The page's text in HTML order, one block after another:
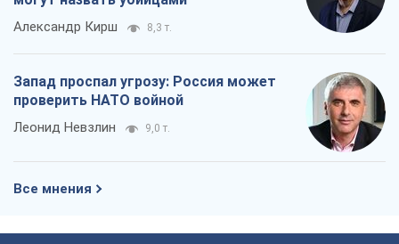
Александр Кирш 8,3 т.
Запад проспал угрозу: Россия может
проверить НАТО войной
Леонид Невзлин 9,0 т.
Все мнения